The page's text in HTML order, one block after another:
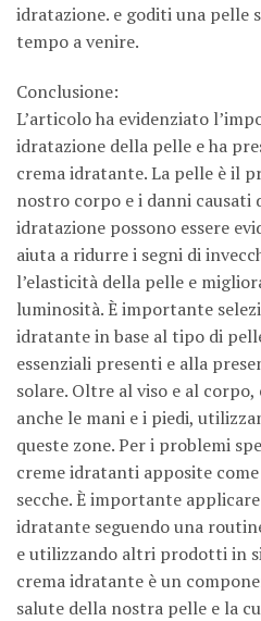
idratazione. e goditi una pelle
tempo a venire.
Conclusione:
L’articolo ha evidenziato
idratazione della pelle e ha
crema idratante. La pelle è il
nostro corpo e i danni causati
idratazione possono essere
aiuta a ridurre i segni di
l’elasticità della pelle e
luminosità. È importante
idratante in base al tipo di
essenziali presenti e alla
solare. Oltre al viso e al
anche le mani e i piedi,
queste zone. Per i problemi
creme idratanti apposite
secche. È importante
idratante seguendo una
e utilizzando altri prodotti in
crema idratante è un
salute della nostra pelle e la